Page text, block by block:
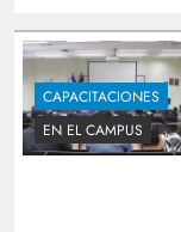
CAPACITACIONES
EN EL CAMPUS